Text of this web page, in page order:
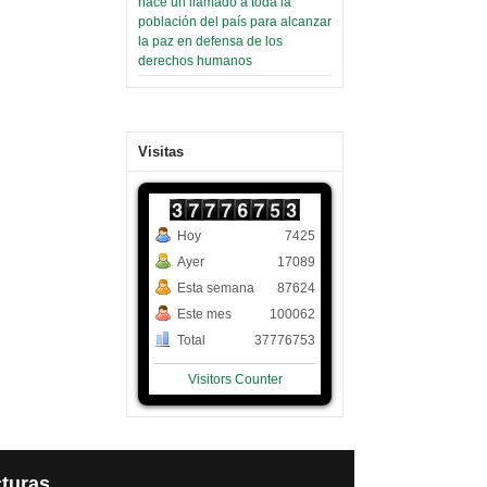
población del país para alcanzar
la paz en defensa de los
derechos humanos
Visitas
Hoy
Ayer
Esta semana
Este mes
Total
7425
17089
87624
100062
37776753
Visitors Counter